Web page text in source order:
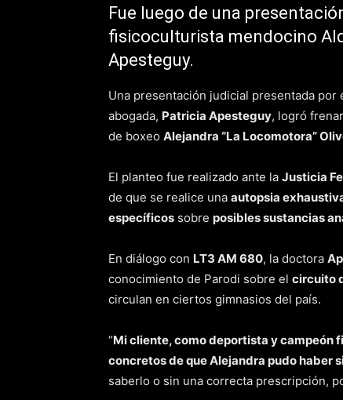
Fue luego de una
fisicoculturista mendocino
Apesteguy.
Una presentación judicial presentada
abogada, Patricia Apesteguy, logró
de boxeo Alejandra “La Locomotora”
El planteo fue realizado ante la Justicia
de que se realice una autopsia
específicos sobre posibles sustancias
En diálogo con LT3 AM 680, la doctora
conocimiento de Parodi sobre el circuito
circulan en ciertos gimnasios del país.
“Mi cliente, como deportista y campeón
concretos de que Alejandra pudo haber
saberlo o sin una correcta prescripción,